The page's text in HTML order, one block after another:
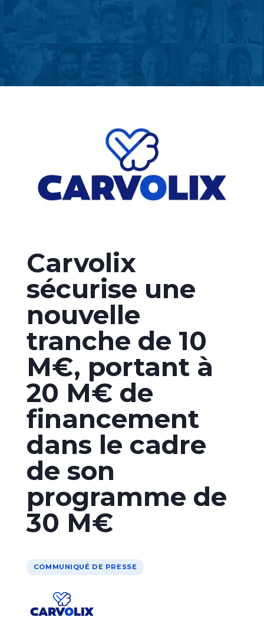
Retourner sur la page des actualités
Carvolix
sécurise une
nouvelle
tranche de 10
M€, portant à
20 M€ de
financement
dans le cadre
de son
programme de
30 M€
COMMUNIQUÉ DE PRESSE